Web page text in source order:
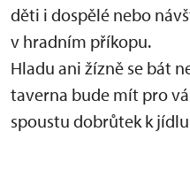
děti i dospělé nebo
v hradním příkopu.
Hladu ani žízně se bát
taverna bude mít pro
spoustu dobrůtek k